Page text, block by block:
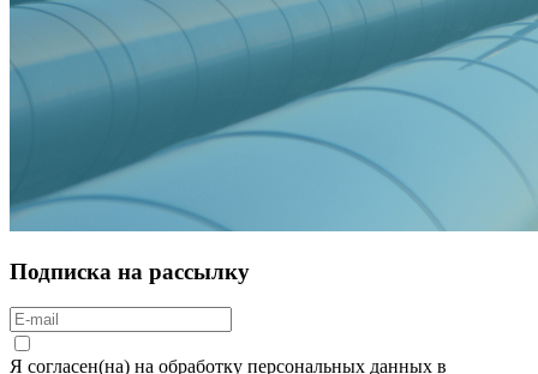
Подписка на рассылку
Я согласен(на) на обработку персональных данных в